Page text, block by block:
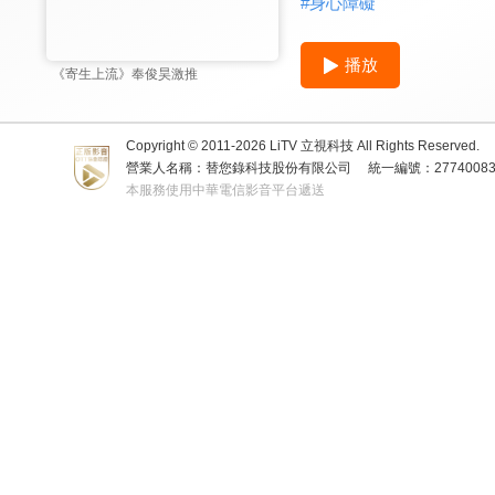
《寄生上流》奉俊昊激推
播放
Copyright © 2011-2026 LiTV 立視科技 All Rights Reserved.
營業人名稱：替您錄科技股份有限公司
統一編號：
本服務使用中華電信影音平台遞送